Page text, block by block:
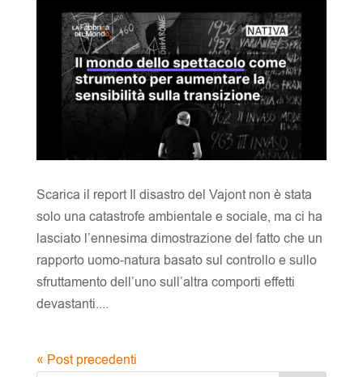
Scarica il report Il disastro del Vajont non è stata
solo una catastrofe ambientale e sociale, ma ci ha
lasciato l’ennesima dimostrazione del fatto che un
rapporto uomo-natura basato sul controllo e sullo
sfruttamento dell’uno sull’altra comporti effetti
devastanti....
« Post precedenti